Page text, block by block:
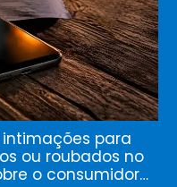
para
ou roubados no
o consumidor…